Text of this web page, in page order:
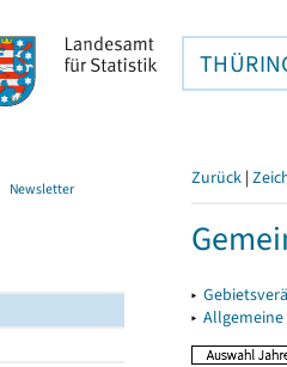
Newsletter Zurück |
▸
▸